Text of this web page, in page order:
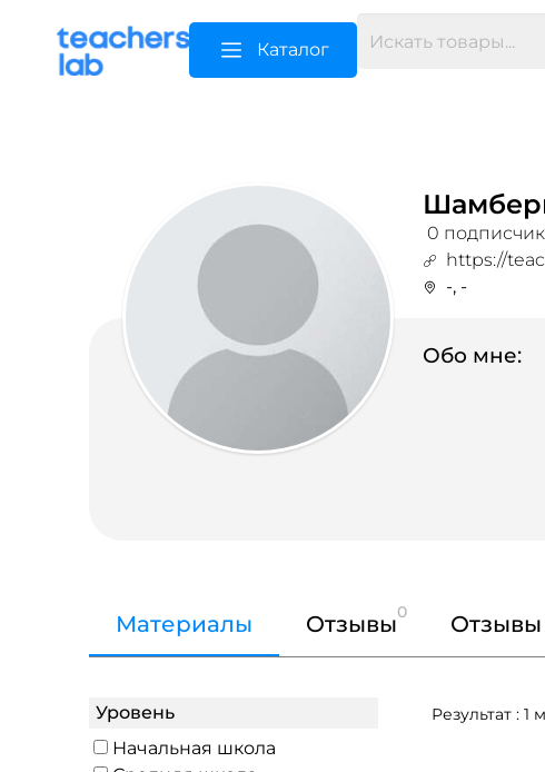
Каталог
0
https://
-, -
Обо мне:
Материалы Отзывы0 Отзывы
Уровень
Начальная школа
Результат : 1